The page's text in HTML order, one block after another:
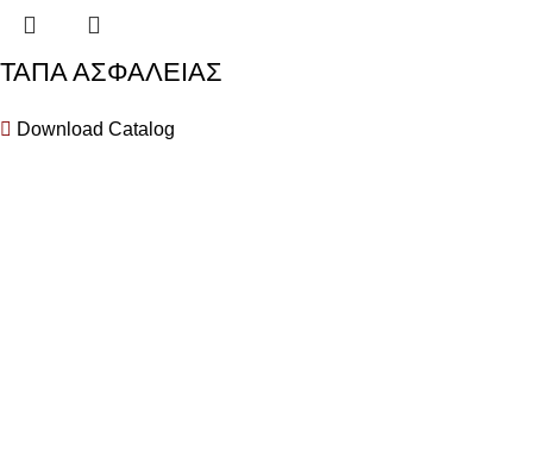
ΤΑΠΑ ΑΣΦΑΛΕΙΑΣ
Download Catalog